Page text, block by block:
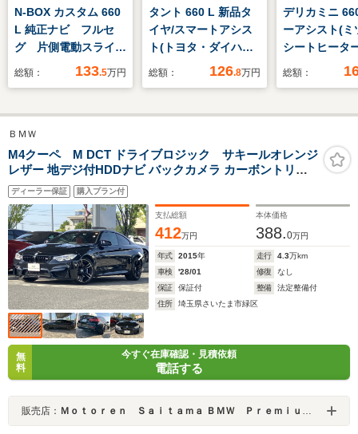
N-BOX カスタム 660
L 純正ナビ フルセ
グ 片側電動スライド
総額： 133.5万円
タント 660 L 新品タ
イヤ/スマートアシス
ト(トヨタ・ダイハツ)/
車線逸脱防止支援シス
トップ/禁煙車/パワー
スタートボタン/オー
トエアコン
総額： 126.8万円
デリカミニ
ーアシスト(ミ
シートヒータ
ヘッドランプ
アバッグ 運転
ンスタートボ
ートエアコン
総額：
ＢＭＷ
M4クーペ M DCT ドライブロジック サキールオレンジ
レザー 地デジ付HDDナビ バックカメラ カーボントリム
19インチアルミ Mスポーツブレーキ カーボンルーフ ドラ
イビングアシスト
ディーラー保証 購入プラン付
支払総額
412万円
本体価格
388.0万円
年式 2015年 走行 4.3万km
車検
'28/01 修復
なし
保証
保証付 整備
法定整備付
住所
埼玉県さいたま市緑区
無
料
今すぐ在庫確認・見積依頼
電話する
販売店： Ｍｏｔｏｒｅｎ Ｓａｉｔａｍａ ＢＭＷ Ｐｒｅｍｉｕｍ Ｓｅｌｅｃｔｉｏｎ 浦和美園